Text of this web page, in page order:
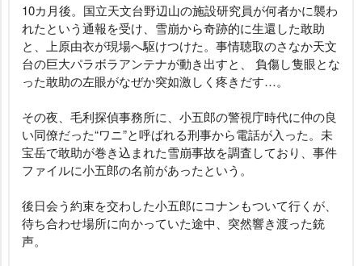
10カ月後。国立天文台野辺山の施設研究員が何者かに襲わ
れたという通報を受け、雪崩から奇跡的に生還した敢助
と、上原由衣が現場へ駆けつけた。事情聴取のさなか天文
台の巨大パラボラアンテナが動き出すと、 負傷し隻眼とな
った敢助の左眼がなぜか突如激しく疼きだす…。
その夜、毛利探偵事務所に、小五郎の警視庁時代に仲の良
い同僚だった“ワニ”と呼ばれる刑事から電話が入った。未
宝岳で敢助が巻き込まれた雪崩事故を調査しており、事件
ファイルに小五郎の名前があったという。
後日会う約束を交わした小五郎にコナンもついて行くが、
待ち合わせ場所に向かっていた途中、突然響き渡った銃
声。